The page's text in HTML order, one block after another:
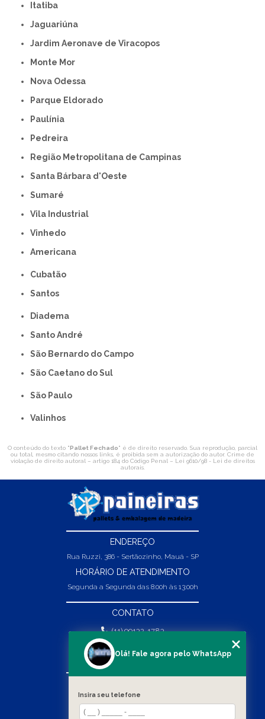
Itatiba
Jaguariúna
Jardim Aeronave de Viracopos
Monte Mor
Nova Odessa
Parque Eldorado
Paulínia
Pedreira
Região Metropolitana de Campinas
Santa Bárbara d'Oeste
Sumaré
Vila Industrial
Vinhedo
americana
Cubatão
Santos
Diadema
Santo André
São Bernardo do Campo
São Caetano do Sul
São Paulo
Valinhos
O conteúdo do texto "Pallet Fechado" é de direito reservado. Sua reprodução, parcial
ou total, mesmo citando nossos links, é proibida sem a autorização do autor. Crime de
violação de direito autoral – artigo 184 do Código Penal – Lei 9610/98 - Lei de direitos
autorais.
ENDEREÇO
Rua Ruzzi, 386 - Sertãozinho, Mauá - SP
HORÁRIO DE ATENDIMENTO
Segunda a Segunda das 8:00h às 13:00h
CONTATO
(11) 99132-1783
(11) 99132-1783
vendas@abpaineiras.com.br
SOBRE NÓS
Olá! Fale agora pelo WhatsApp
Insira seu telefone